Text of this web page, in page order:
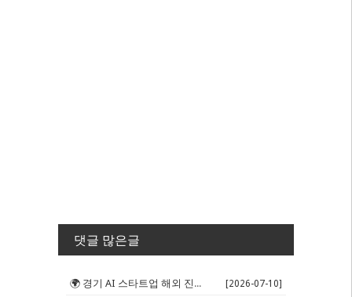
댓글 많은글
🌍 경기 AI 스타트업 해외 진출 판... [2026-07-10]